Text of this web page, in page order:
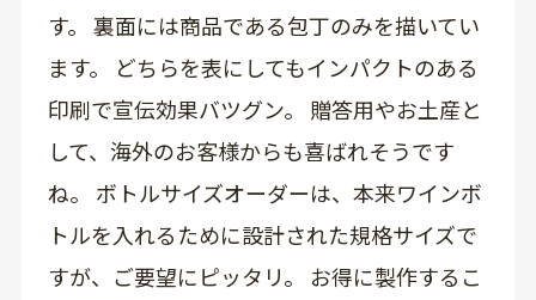
す。 裏面には商品である包丁のみを描いてい
ます。 どちらを表にしてもインパクトのある
印刷で宣伝効果バツグン。 贈答用やお土産と
して、海外のお客様からも喜ばれそうです
ね。 ボトルサイズオーダーは、本来ワインボ
トルを入れるために設計された規格サイズで
すが、ご要望にピッタリ。 お得に製作するこ